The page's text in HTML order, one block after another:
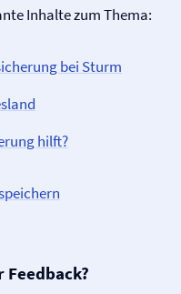
Inhalte zum Thema:
bei Sturm
hilft?